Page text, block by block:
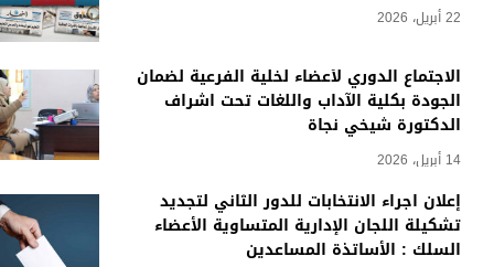
22 أبريل، 2026
الاجتماع الدوري لأعضاء لخلية الفرعية لضمان
الجودة بكلية الآداب واللغات تحت اشراف
الدكتورة شيخي نجاة
14 أبريل، 2026
إعلان اجراء الانتخابات للدور الثاني لتجديد
تشكيلة اللجان الإدارية المتساوية الأعضاء
السلك : الأساتذة المساعدين